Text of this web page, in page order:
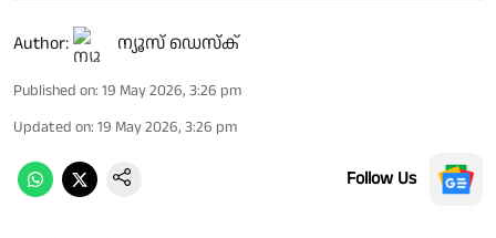
Author: ന്യൂസ് ഡെസ്ക്
Published on: 19 May 2026, 3:26 pm
Updated on: 19 May 2026, 3:26 pm
Follow Us